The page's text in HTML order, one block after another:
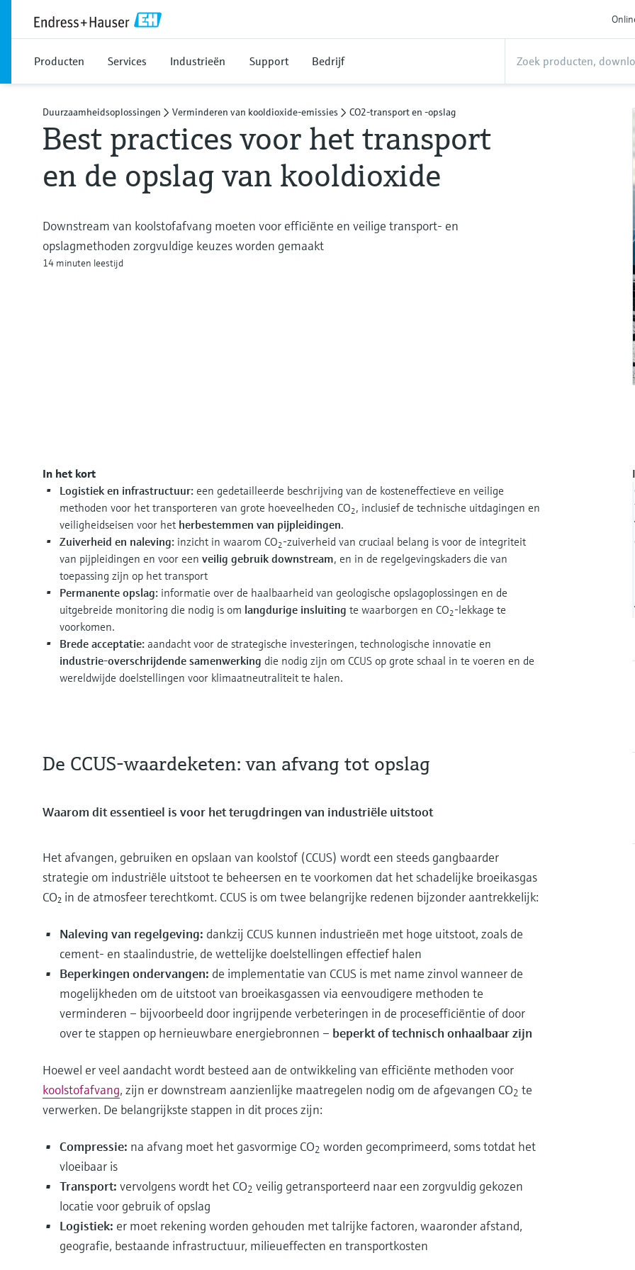
Producten Services Industrieën Support Bedrijf
Duurzaamheidsoplossingen Verminderen van kooldioxide-emissies CO2-transport en -opslag
Best practices voor het transport
en de opslag van kooldioxide
Downstream van koolstofafvang moeten voor efficiënte en veilige transport- en
opslagmethoden zorgvuldige keuzes worden gemaakt
14 minuten leestijd
In het kort
Logistiek en infrastructuur: een gedetailleerde beschrijving van de kosteneffectieve en veilige
methoden voor het transporteren van grote hoeveelheden CO2, inclusief de technische uitdagingen en
veiligheidseisen voor het herbestemmen van pijpleidingen.
Zuiverheid en naleving: inzicht in waarom CO2-zuiverheid van cruciaal belang is voor de integriteit
van pijpleidingen en voor een veilig gebruik downstream, en in de regelgevingskaders die van
toepassing zijn op het transport
Permanente opslag: informatie over de haalbaarheid van geologische opslagoplossingen en de
uitgebreide monitoring die nodig is om langdurige insluiting te waarborgen en CO2-lekkage te
voorkomen.
Brede acceptatie: aandacht voor de strategische investeringen, technologische innovatie en
industrie-overschrijdende samenwerking die nodig zijn om CCUS op grote schaal in te voeren en de
wereldwijde doelstellingen voor klimaatneutraliteit te halen.
De CCUS-waardeketen: van afvang tot opslag
Waarom dit essentieel is voor het terugdringen van industriële uitstoot
Het afvangen, gebruiken en opslaan van koolstof (CCUS) wordt een steeds gangbaarder
strategie om industriële uitstoot te beheersen en te voorkomen dat het schadelijke broeikasgas
CO₂ in de atmosfeer terechtkomt. CCUS is om twee belangrijke redenen bijzonder aantrekkelijk:
Naleving van regelgeving: dankzij CCUS kunnen industrieën met hoge uitstoot, zoals de
cement- en staalindustrie, de wettelijke doelstellingen effectief halen
Beperkingen ondervangen: de implementatie van CCUS is met name zinvol wanneer de
mogelijkheden om de uitstoot van broeikasgassen via eenvoudigere methoden te
verminderen – bijvoorbeeld door ingrijpende verbeteringen in de procesefficiëntie of door
over te stappen op hernieuwbare energiebronnen – beperkt of technisch onhaalbaar zijn
Hoewel er veel aandacht wordt besteed aan de ontwikkeling van efficiënte methoden voor
koolstofafvang, zijn er downstream aanzienlijke maatregelen nodig om de afgevangen CO2 te
verwerken. De belangrijkste stappen in dit proces zijn:
Compressie: na afvang moet het gasvormige CO2 worden gecomprimeerd, soms totdat het
vloeibaar is
Transport: vervolgens wordt het CO2 veilig getransporteerd naar een zorgvuldig gekozen
locatie voor gebruik of opslag
Logistiek: er moet rekening worden gehouden met talrijke factoren, waaronder afstand,
geografie, bestaande infrastructuur, milieueffecten en transportkosten